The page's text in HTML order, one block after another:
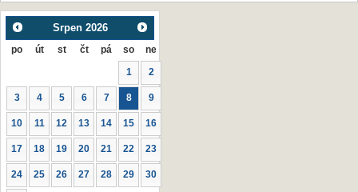
Srpen 2026
po út st čt pá so ne
1 2
3 4 5 6 7 8 9
10 11 12 13 14 15 16
17 18 19 20 21 22 23
24 25 26 27 28 29 30